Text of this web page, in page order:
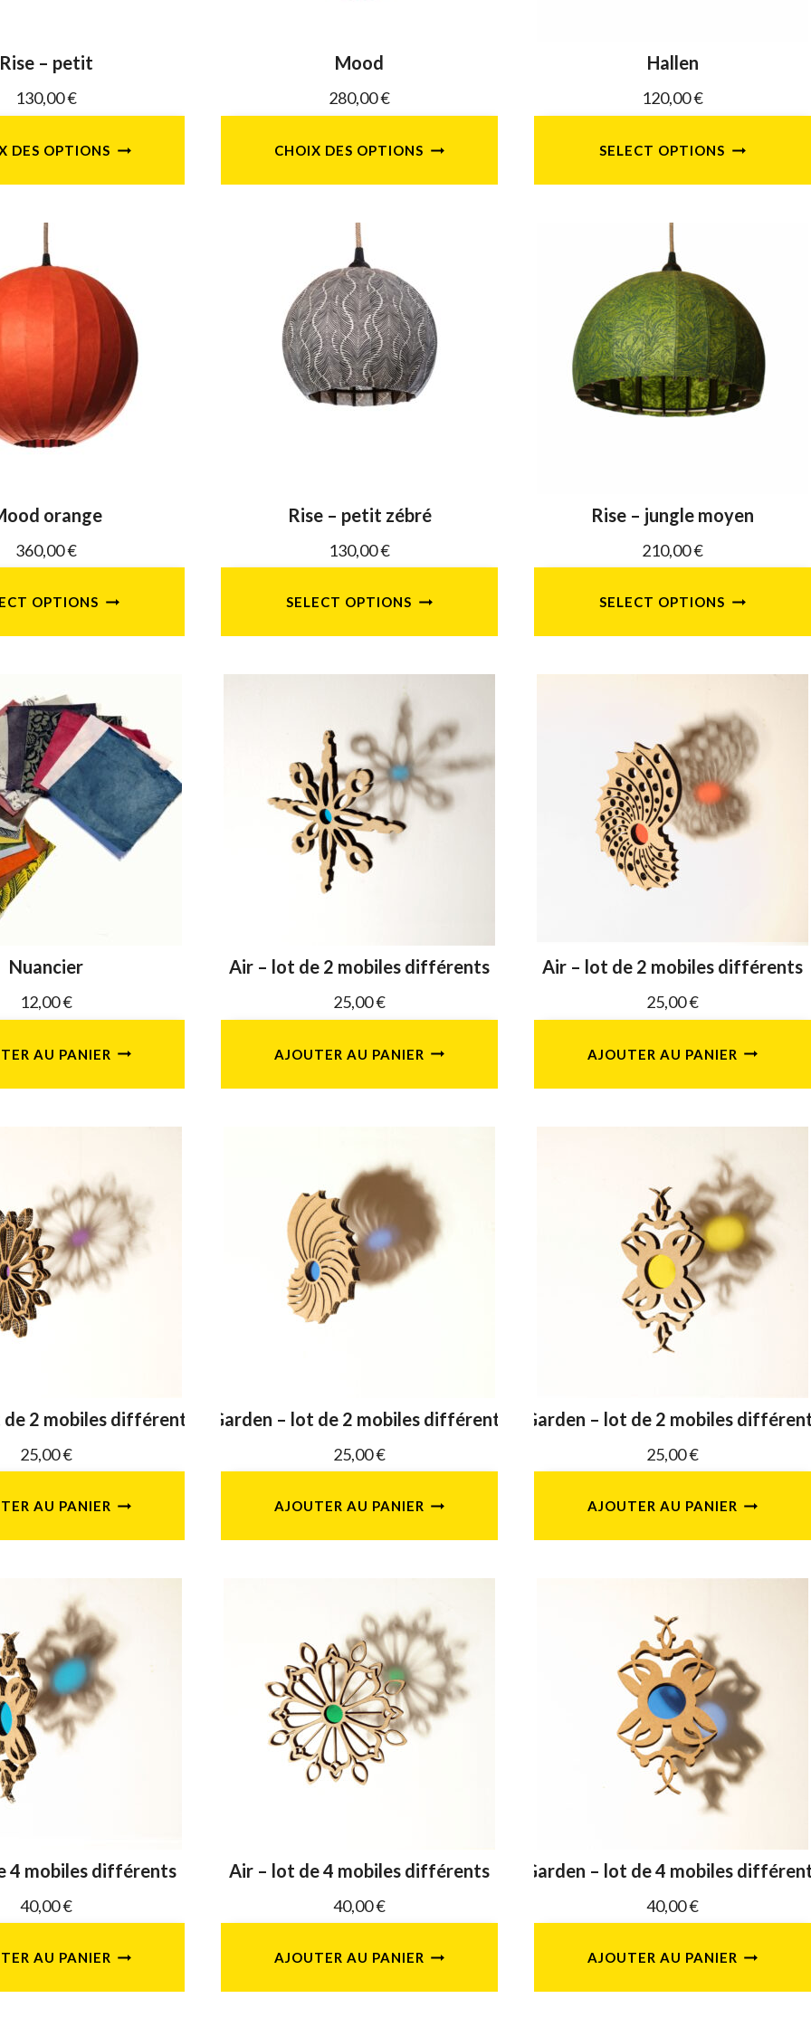
du
produit
du
produit
du
produit
Rise – petit
130,00€
DES OPTIONS
produit
a
plusieurs
variations.
peuvent
être
choisies
sur
du
produit
Mood
280,00€
CHOIX DES OPTIONS
produit
a
plusieurs
variations.
Les
options
peuvent
être
du
produit
Hallen
120,00€
SELECT OPTIONS
orange
360,00€
OPTIONS
Rise – petit zébré
130,00€
SELECT OPTIONS
Rise – jungle moyen
210,00€
SELECT OPTIONS
Nuancier
12,00€
AU PANIER
Air – lot de 2 mobiles différents
25,00€
AJOUTER AU PANIER
Air – lot de 2 mobiles différents
25,00€
AJOUTER AU PANIER
de 2 mobiles différents
25,00€
AU PANIER
Garden – lot de 2 mobiles différents
25,00€
AJOUTER AU PANIER
Garden – lot de 2 mobiles
25,00€
AJOUTER AU PANIER
4 mobiles différents
40,00€
AU PANIER
Air – lot de 4 mobiles différents
40,00€
AJOUTER AU PANIER
Garden – lot de 4 mobiles
40,00€
AJOUTER AU PANIER